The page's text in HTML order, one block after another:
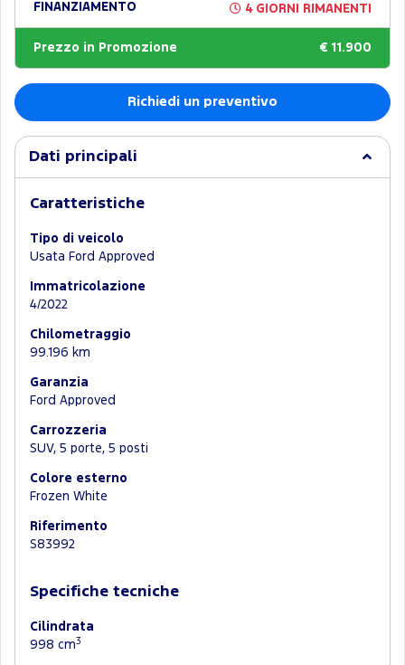
FINANZIAMENTO
4 GIORNI RIMANENTI
Prezzo in Promozione € 11.900
Richiedi un preventivo
Dati principali
Caratteristiche
Tipo di veicolo
Usata Ford Approved
Immatricolazione
4/2022
Chilometraggio
99.196 km
Garanzia
Ford Approved
Carrozzeria
SUV, 5 porte, 5 posti
Colore esterno
Frozen White
Riferimento
S83992
Specifiche tecniche
Cilindrata
998 cm 3